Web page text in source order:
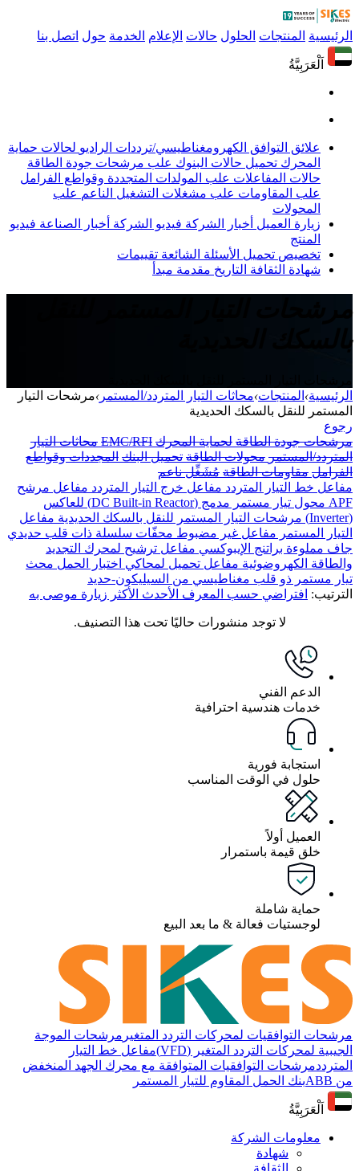
الرئيسية المنتجات الحلول حالات الإعلام الخدمة حول اتصل بنا
اَلْعَرَبِيَّةُ
علائق التوافق الكهرومغناطيسي/ترددات الراديو لحالات حماية
المحرك تحميل حالات البنوك علب مرشحات جودة الطاقة
حالات المفاعلات علب المولدات المتجددة وقواطع الفرامل
علب المقاومات علب مشغلات التشغيل الناعم علب
المحولات
زيارة العميل أخبار الشركة فيديو الشركة أخبار الصناعة فيديو
المنتج
تخصيص تحميل الأسئلة الشائعة تقييمات
شهادة الثقافة التاريخ مقدمة مبدأ
الرئيسية› المنتجات›محاثات التيار المتردد/المستمر ›مرشحات التيار
المستمر للنقل بالسكك الحديدية
رجوع
مرشحات جودة الطاقة لحماية المحرك EMC/RFI محاثات التيار
المتردد/المستمر محولات الطاقة تحميل البنك المجددات وقواطع
الفرامل مقاومات الطاقة مُشَغِّل ناعم
مفاعل خط التيار المتردد مفاعل خرج التيار المتردد مفاعل مرشح
APF
محول تيار مستمر مدمج (DC Built-in Reactor) للعاكس
(Inverter)
مرشحات التيار المستمر للنقل بالسكك الحديدية مفاعل
التيار المستمر مفاعل غير مضبوط محفّات سلسلة ذات قلب حديدي
جاف مملوءة براتنج الإيبوكسي مفاعل ترشيح لمحرك التجديد
والطاقة الكهروضوئية مفاعل تحميل لمحاكي اختبار الحمل محث
تيار مستمر ذو قلب مغناطيسي من السيليكون-حديد
الترتيب: افتراضي حسب المعرف الأحدث الأكثر زيارة موصى به
لا توجد منشورات حاليًا تحت هذا التصنيف.
الدعم الفني
خدمات هندسية احترافية
استجابة فورية
حلول في الوقت المناسب
العميل أولاً
خلق قيمة باستمرار
حماية شاملة
لوجستيات فعالة & ما بعد البيع
مرشحات التوافقيات لمحركات التردد المتغير مرشحات الموجة
الجيبية لمحركات التردد المتغير (VFD)
مفاعل خط التيار
المترددمرشحات التوافقيات المتوافقة مع محرك الجهد المنخفض
من ABB
بنك الحمل المقاوم للتيار المستمر
اَلْعَرَبِيَّةُ
معلومات الشركة
شهادة